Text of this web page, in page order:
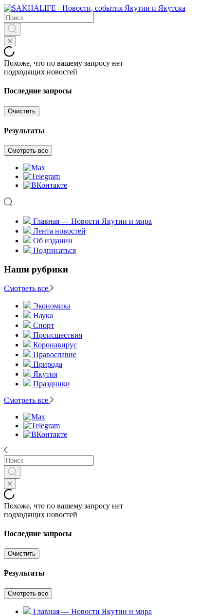
Похоже, что по вашему запросу нет
подходящих новостей
Последние запросы
Очистить
Результаты
Смотреть все
Главная — Новости Якутии и мира
Лента новостей
Об издании
Подписаться
Наши рубрики
Смотреть все
Экономика
Наука
Спорт
Происшествия
Коронавирус
Православие
Природа
Якутия
Праздники
Смотреть все
Похоже, что по вашему запросу нет
подходящих новостей
Последние запросы
Очистить
Результаты
Смотреть все
Главная — Новости Якутии и мира